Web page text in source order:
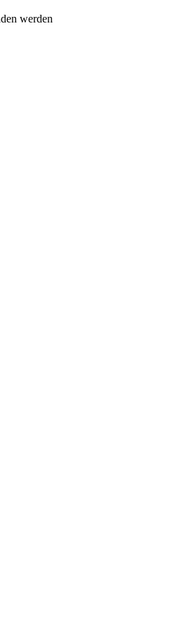
werden